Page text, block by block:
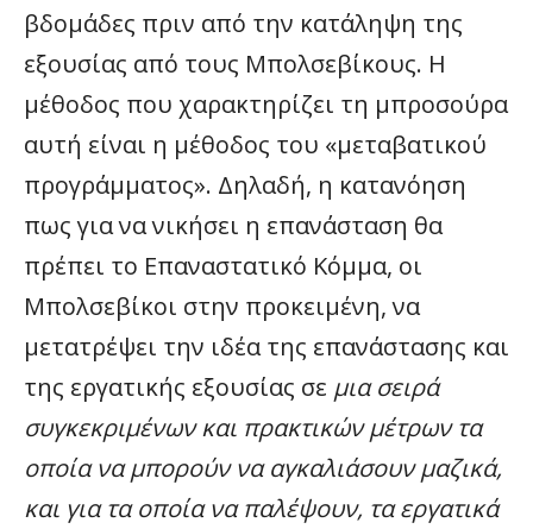
βδομάδες πριν από την κατάληψη της
εξουσίας από τους Μπολσεβίκους. Η
μέθοδος που χαρακτηρίζει τη μπροσούρα
αυτή είναι η μέθοδος του «μεταβατικού
προγράμματος». Δηλαδή, η κατανόηση
πως για να νικήσει η επανάσταση θα
πρέπει το Επαναστατικό Κόμμα, οι
Μπολσεβίκοι στην προκειμένη, να
μετατρέψει την ιδέα της επανάστασης και
της εργατικής εξουσίας σε μια σειρά
συγκεκριμένων και πρακτικών μέτρων τα
οποία να μπορούν να αγκαλιάσουν μαζικά,
και για τα οποία να παλέψουν, τα εργατικά